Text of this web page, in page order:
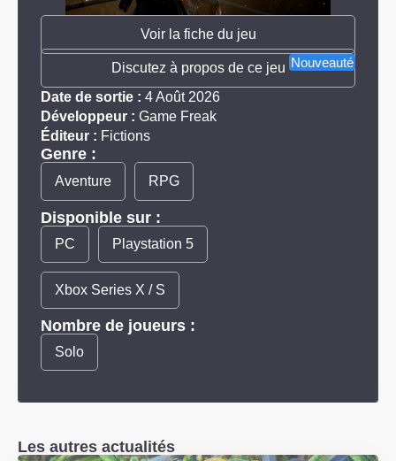
Voir la fiche du jeu
Nouveauté
Discutez à propos de ce jeu
Date de sortie : 4 Août 2026
Développeur : Game Freak
Éditeur : Fictions
Genre :
Aventure RPG
Disponible sur :
PC Playstation 5
Xbox Series X / S
Nombre de joueurs :
Solo
Les autres actualités